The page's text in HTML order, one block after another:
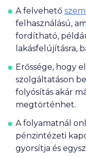
A felvehető
felhasználású,
fordítható,
lakásfelújításra,
Erőssége, hogy
szolgáltatáson
folyósítás akár
megtörténhet.
A folyamatnál
pénzintézeti
gyorsítja és